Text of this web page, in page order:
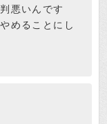
悪いんです
めることにし